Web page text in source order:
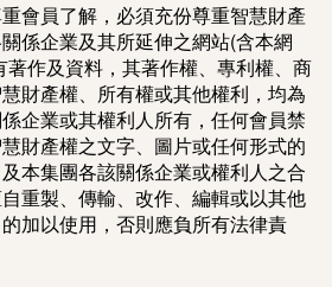
會員了解，必須充份尊重智慧財產
係企業及其所延伸之網站(含本網
作及資料，其著作權、專利權、商
財產權、所有權或其他權利，均為
企業或其權利人所有，任何會員禁
財產權之文字、圖片或任何形式的
本集團各該關係企業或權利人之合
重製、傳輸、改作、編輯或以其他
加以使用，否則應負所有法律責